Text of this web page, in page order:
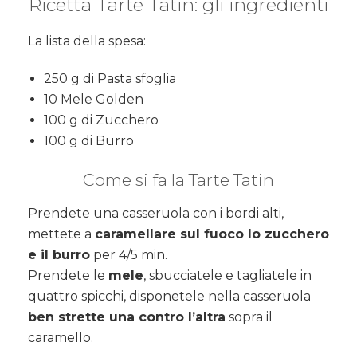
Ricetta Tarte Tatin: gli ingredienti
La lista della spesa:
250 g di Pasta sfoglia
10 Mele Golden
100 g di Zucchero
100 g di Burro
Come si fa la Tarte Tatin
Prendete una casseruola con i bordi alti,
mettete a caramellare sul fuoco lo zucchero
e il burro per 4/5 min.
Prendete le mele, sbucciatele e tagliatele in
quattro spicchi, disponetele nella casseruola
ben strette una contro l’altra sopra il
caramello.